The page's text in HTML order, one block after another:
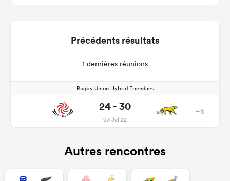
Précédents résultats
1 dernières réunions
Rugby Union Hybrid Friendlies
24 - 30
03 Jul 22
+6
Autres rencontres